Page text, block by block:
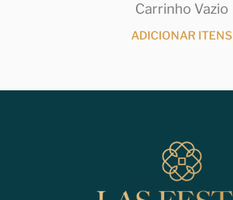
Carrinho Vazio
ADICIONAR ITENS